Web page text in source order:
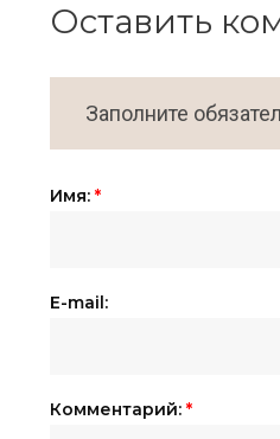
Оставить
Заполните
Имя: *
E-mail:
Комментарий: *